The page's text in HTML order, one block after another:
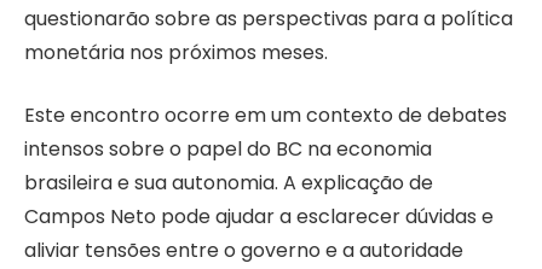
questionarão sobre as perspectivas para a política
monetária nos próximos meses.
Este encontro ocorre em um contexto de debates
intensos sobre o papel do BC na economia
brasileira e sua autonomia. A explicação de
Campos Neto pode ajudar a esclarecer dúvidas e
aliviar tensões entre o governo e a autoridade